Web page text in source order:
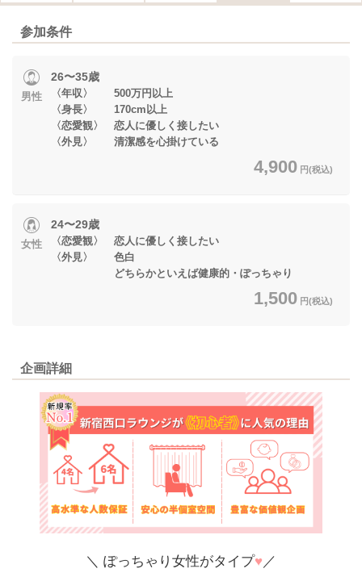
参加条件
男性
26〜35歳
〈年収〉 500万円以上
〈身長〉 170cm以上
〈恋愛観〉 恋人に優しく接したい
〈外見〉 清潔感を心掛けている
4,900 円(税込)
女性
24〜29歳
〈恋愛観〉 恋人に優しく接したい
〈外見〉 色白
どちらかといえば健康的・ぽっちゃり
1,500 円(税込)
企画詳細
＼ ぽっちゃり女性がタイプ♥ ／